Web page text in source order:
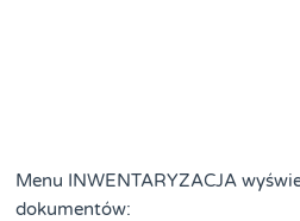
Menu INWENTARYZACJA
dokumentów: